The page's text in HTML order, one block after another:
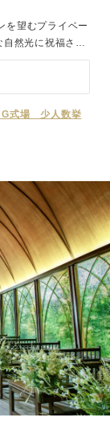
を望むプライベー
自然光に祝福され
森のガーデンの中
ガーデンビューの
す。白を基調とし
嫁をひときわ引
アクセントとなっ
G式場 少人数挙